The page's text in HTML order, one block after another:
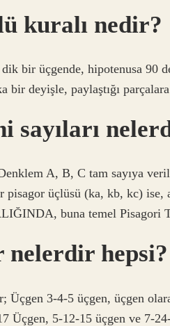
kuralı nedir?
bir üçgende, hipotenusa 90
bir deyişle, paylaştığı
sayıları
A, B, C tam sayıya
pisagor üçlüsü (ka, kb, kc) ise,
buna temel Pisagori
nelerdir hepsi?
Üçgen 3-4-5 üçgen, üçgen
Üçgen, 5-12-15 üçgen ve 7-